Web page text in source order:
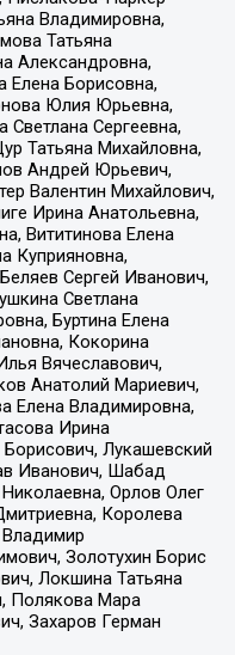
Владимировна,
Татьяна
Александровна,
Елена Борисовна,
Юлия Юрьевна,
Светлана Сергеевна,
Татьяна Михайловна,
Андрей Юрьевич,
Валентин Михайлович,
Ирина Анатольевна,
Вититинова Елена
Куприяновна,
Сергей Иванович,
Светлана
Буртина Елена
Кокорина
Вячеславович,
Анатолий Мариевич,
Елена Владимировна,
Ирина
Лукашевский
Иванович, Шабад
Орлов Олег
Королева
Золотухин Борис
Локшина Татьяна
Полякова Мара
Захаров Герман